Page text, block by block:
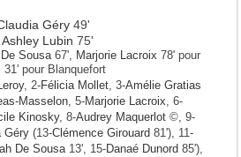
Géry 49'
Ashley Lubin 75'
Sousa67', Marjorie Lacroix 78' pour
31' pour Blanquefort
, 2-Félicia Mollet, 3-Amélie Gratias
Masselon, 5-Marjorie Lacroix, 6-
Kinosky, 8-Audrey Maquerlot ©, 9-
Géry (13-Clémence Girouard 81'), 11-
De Sousa13', 15-Danaé Dunord 85'),